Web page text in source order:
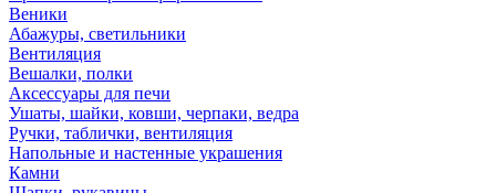
Веники
Абажуры, светильники
Вентиляция
Вешалки, полки
Аксессуары для печи
Ушаты, шайки, ковши, черпаки, ведра
Ручки, таблички, вентиляция
Напольные и настенные украшения
Камни